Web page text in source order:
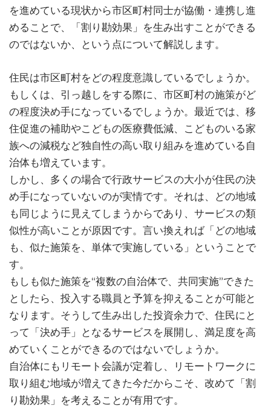
を進めている現状から市区町村同士が協働・連携し進
めることで、「割り勘効果」を生み出すことができる
のではないか、という点について解説します。
住民は市区町村をどの程度意識しているでしょうか。
もしくは、引っ越しをする際に、市区町村の施策がど
の程度決め手になっているでしょうか。最近では、移
住促進の補助やこどもの医療費低減、こどものいる家
族への減税など独自性の高い取り組みを進めている自
治体も増えています。
しかし、多くの場合で行政サービスの大小が住民の決
め手になっていないのが実情です。それは、どの地域
も同じように見えてしまうからであり、サービスの類
似性が高いことが原因です。言い換えれば「どの地域
も、似た施策を、単体で実施している」ということで
す。
もしも似た施策を“複数の自治体で、共同実施”できた
としたら、投入する職員と予算を抑えることが可能と
なります。そうして生み出した投資余力で、住民にと
って「決め手」となるサービスを展開し、満足度を高
めていくことができるのではないでしょうか。
自治体にもリモート会議が定着し、リモートワークに
取り組む地域が増えてきた今だからこそ、改めて「割
り勘効果」を考えることが有用です。